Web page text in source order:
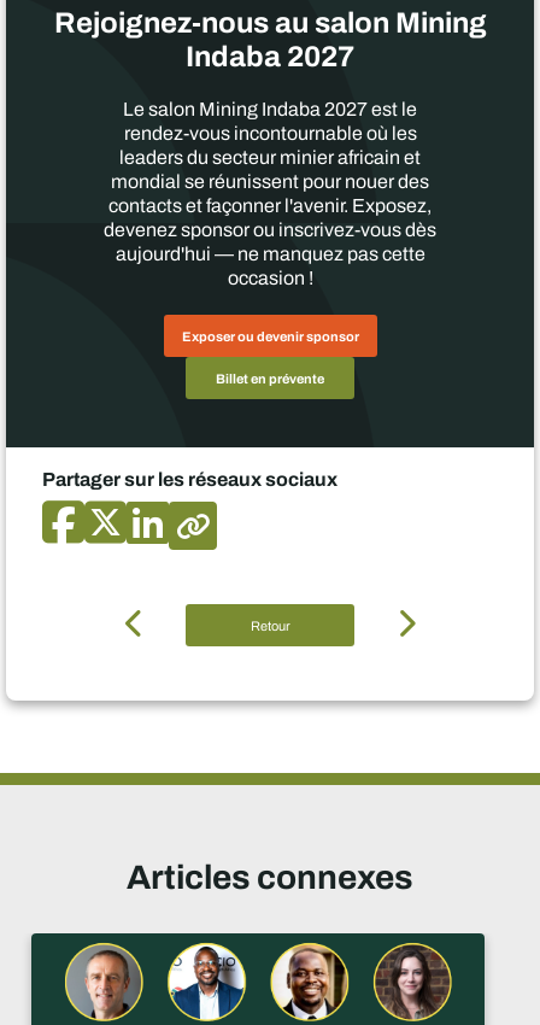
Rejoignez-nous au salon Mining
Indaba 2027
Le salon Mining Indaba 2027 est le
rendez-vous incontournable où les
leaders du secteur minier africain et
mondial se réunissent pour nouer des
contacts et façonner l'avenir. Exposez,
devenez sponsor ou inscrivez-vous dès
aujourd'hui — ne manquez pas cette
occasion !
Exposer ou devenir sponsor
Billet en prévente
Partager sur les réseaux sociaux
Retour
Articles connexes